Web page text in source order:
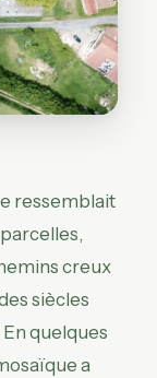
ressemblait
creux
siècles
quelques
a